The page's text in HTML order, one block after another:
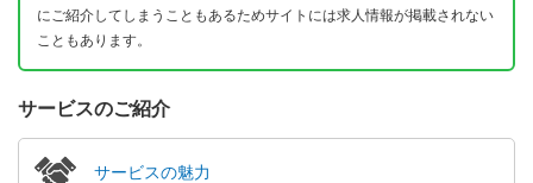
にご紹介してしまうこともあるためサイトには求人情報が掲載されない
こともあります。
サービスのご紹介
サービスの魅力